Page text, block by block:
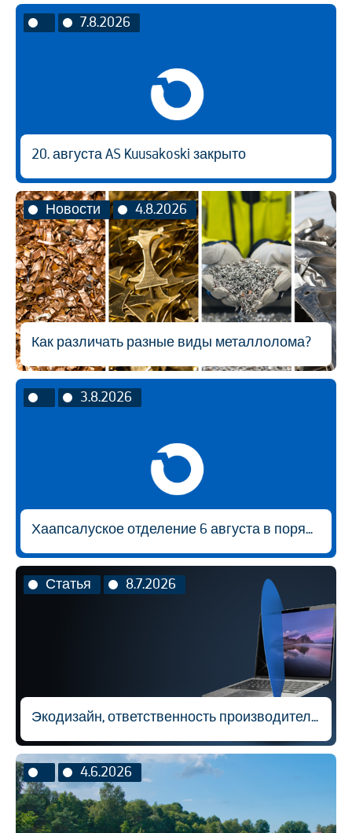
7.8.2026
20. августа AS Kuusakoski закрыто
Новости 4.8.2026
Как различать разные виды металлолома?
3.8.2026
Хаапсалуское отделение 6 августа в порядке исключения будет открыто с 9:00 до 14:30.
Статья 8.7.2026
4.6.2026